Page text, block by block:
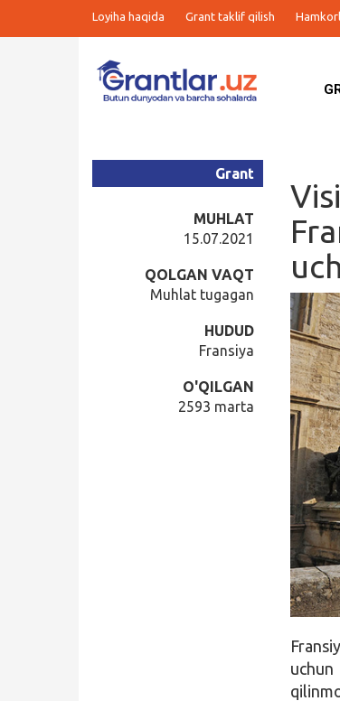
Loyiha haqida Grant taklif qilish
Grant
MUHLAT
15.07.2021
QOLGAN VAQT
Muhlat tugagan
HUDUD
Fransiya
O'QILGAN
2593 marta
uchun